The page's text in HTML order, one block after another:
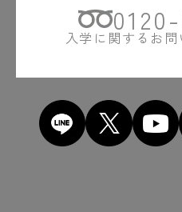
入学に関するお